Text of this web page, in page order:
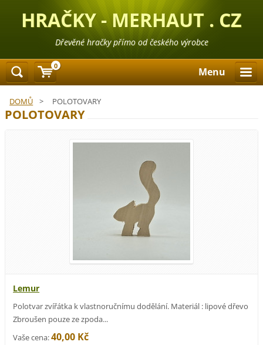
HRAČKY - MERHAUT . CZ
Dřevěné hračky přímo od českého výrobce
Menu
DOMŮ > POLOTOVARY
POLOTOVARY
Lemur
Polotvar zvířátka k vlastnoručnímu dodělání. Materiál : lipové dřevo
Zbroušen pouze ze zpoda...
Vaše cena:40,00 Kč
0